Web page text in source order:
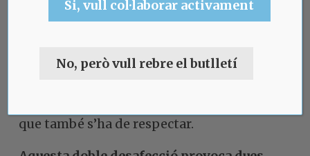
comunicació públics catalans i per una
part dels privats… No entro tampoc en les
extensió. Són molts els que la senten? Són
que també s’ha de respectar.
Si, vull col·laborar activament
No, però vull rebre el butlletí